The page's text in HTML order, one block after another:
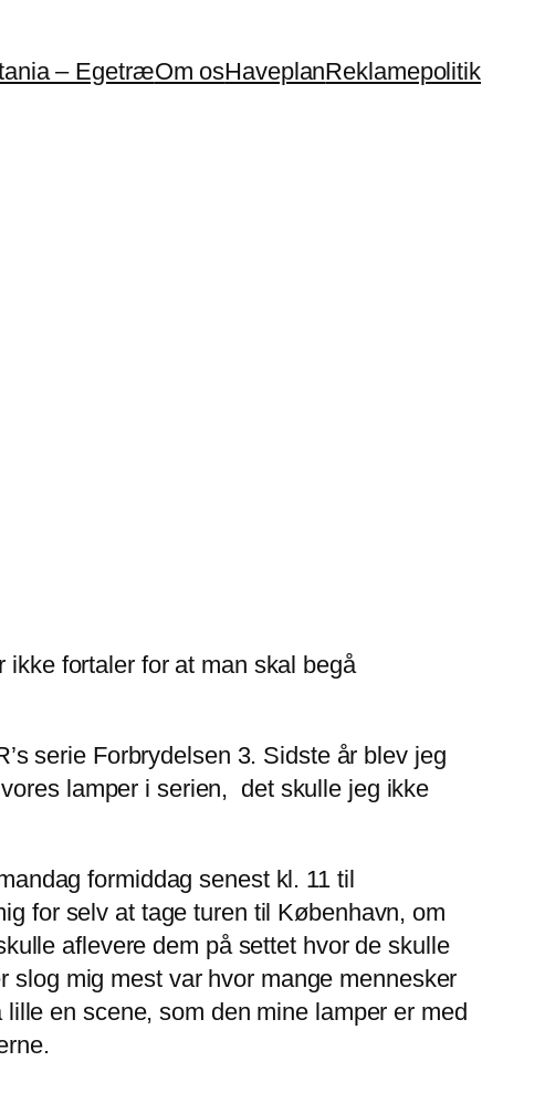
– EgetræOm osHaveplanReklamepolitik
fortaler for at man skal begå
serie Forbrydelsen 3. Sidste år blev jeg
lamper i serien, det skulle jeg ikke
formiddag senest kl. 11 til
for selv at tage turen til København, om
aflevere dem på settet hvor de skulle
mig mest var hvor mange mennesker
en scene, som den mine lamper er med